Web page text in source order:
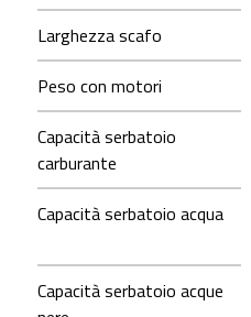
Larghezza scafo
Peso con motori
Capacità serbatoio
carburante
Capacità serbatoio acqua
Capacità serbatoio acque